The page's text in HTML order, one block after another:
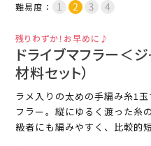
難易度：
残りわずか！お早めに♪
ドライブマフラー＜
材料セット）
ラメ入りの太めの手編み糸1
フラー。縦にゆるく渡った糸
級者にも編みやすく、比較的